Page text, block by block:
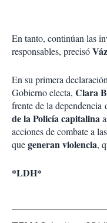
En tanto, continúan las
responsables, precisó
En su primera
Gobierno electa, Clara
frente de la dependencia
de la Policía capitalina
acciones de combate a
quegeneran violencia,
*LDH*